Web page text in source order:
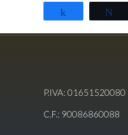
P.IVA: 01651520080
C.F.: 90086860088